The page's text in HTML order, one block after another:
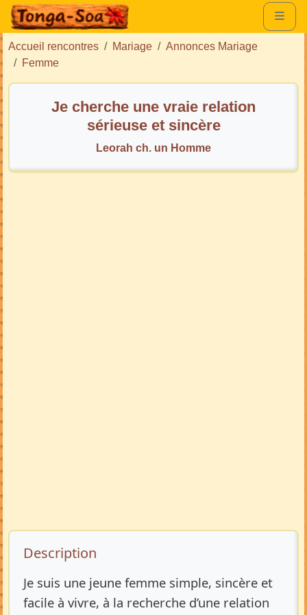
Accueil rencontres Mariage
Annonces Mariage
Femme
Je cherche une vraie relation
sérieuse et sincère
Leorah ch. un Homme
Description de l’annonce
Description
Je suis une jeune femme simple, sincère et
facile à vivre, à la recherche d’une relation